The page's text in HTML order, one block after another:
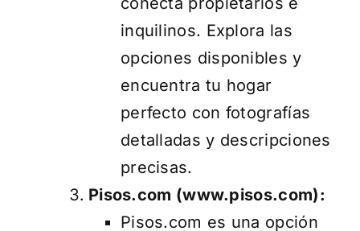
inquilinos. Explora las
opciones disponibles y
encuentra tu hogar
perfecto con fotografías
detalladas y descripciones
precisas.
Pisos.com (www.pisos.com):
Pisos.com es una opción